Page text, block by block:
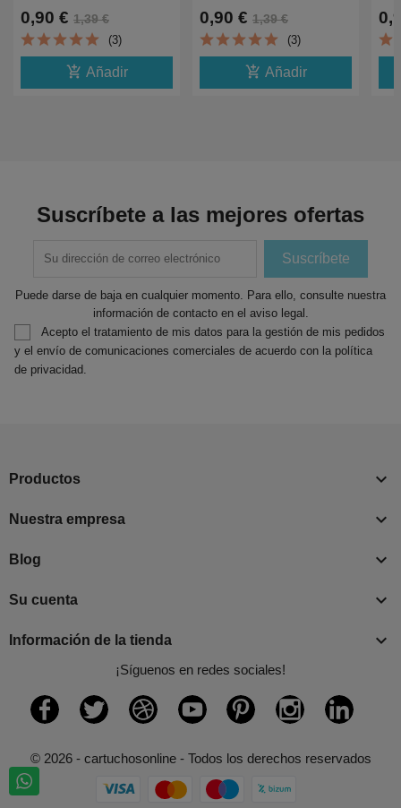
0.83K1997C001
0,90 € 1,39 €
(3)
add_shopping_cart Añadir
0.83K1995C001
0,90 € 1,39 €
(3)
add_shopping_cart Añadir
Suscríbete a las mejores ofertas
Puede darse de baja en cualquier momento. Para ello, consulte nuestra
información de contacto en el aviso legal.
Acepto el tratamiento de mis datos para la gestión de mis pedidos
y el envío de comunicaciones comerciales de acuerdo con la política
de privacidad.
Productos 
Nuestra empresa 
Blog 
Su cuenta 
Información de la tienda 
¡Síguenos en redes sociales!
Facebook Twitter Rss YouTube Pinterest InstagramLinkedIn
© 2026 - cartuchosonline - Todos los derechos reservados